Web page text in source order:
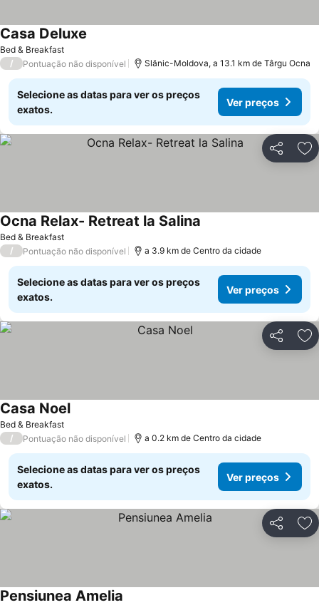
Bed & Breakfast
Casa Deluxe
/ Pontuação não disponível Slănic-Moldova, a 13.1 km de Târgu Ocna
Selecione as datas para ver os preços
exatos.
Ver preços
Partilhar
Bed & Breakfast
Ocna Relax- Retreat la Salina
/ Pontuação não disponível a 3.9 km de Centro da cidade
Selecione as datas para ver os preços
exatos.
Ver preços
Partilhar
Bed & Breakfast
Casa NoelVer preços
/ Pontuação não disponível a 0.2 km de Centro da cidade
Selecione as datas para ver os preços
exatos.
Ver preços
Partilhar
Pensiunea Amelia